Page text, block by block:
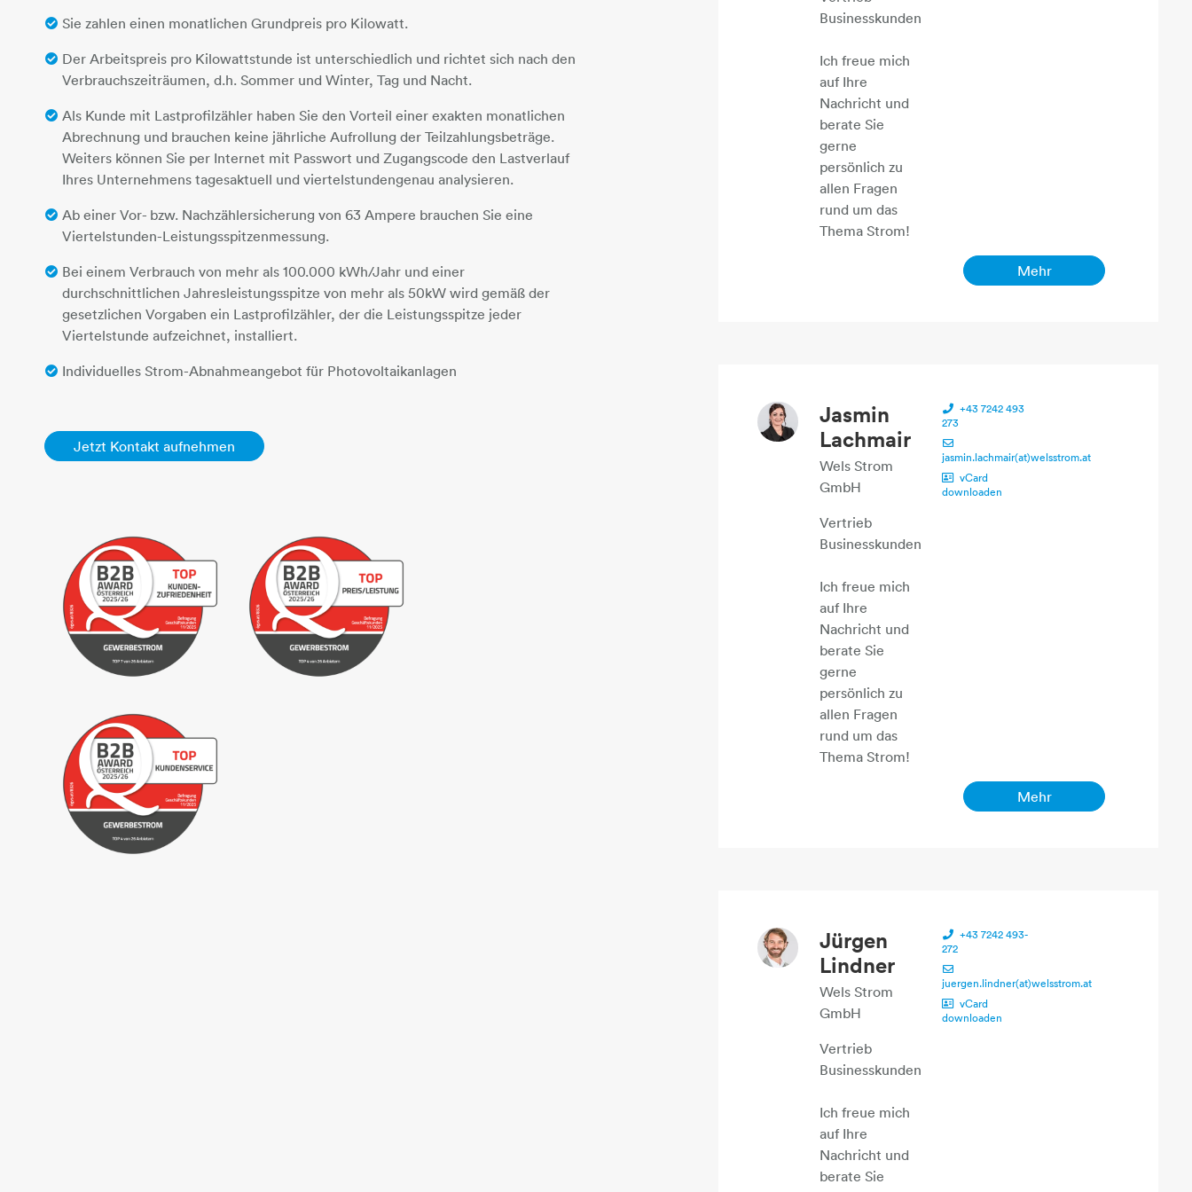
Sie zahlen einen monatlichen Grundpreis pro Kilowatt.
Der Arbeitspreis pro Kilowattstunde ist unterschiedlich und richtet sich nach den
Verbrauchszeiträumen, d.h. Sommer und Winter, Tag und Nacht.
Als Kunde mit Lastprofilzähler haben Sie den Vorteil einer exakten monatlichen
Abrechnung und brauchen keine jährliche Aufrollung der Teilzahlungsbeträge.
Weiters können Sie per Internet mit Passwort und Zugangscode den Lastverlauf
Ihres Unternehmens tagesaktuell und viertelstundengenau analysieren.
Ab einer Vor- bzw. Nachzählersicherung von 63 Ampere brauchen Sie eine
Viertelstunden-Leistungsspitzenmessung.
Bei einem Verbrauch von mehr als 100.000 kWh/Jahr und einer
durchschnittlichen Jahresleistungsspitze von mehr als 50kW wird gemäß der
gesetzlichen Vorgaben ein Lastprofilzähler, der die Leistungsspitze jeder
Viertelstunde aufzeichnet, installiert.
Individuelles Strom-Abnahmeangebot für Photovoltaikanlagen
Jetzt Kontakt aufnehmen
Businesskunden
Ich freue mich
auf Ihre
Nachricht und
berate Sie
gerne
persönlich zu
allen Fragen
rund um das
Thema Strom!
Mehr
Jasmin
Lachmair
Wels Strom
GmbH
Vertrieb
Businesskunden
Ich freue mich
auf Ihre
Nachricht und
berate Sie
gerne
persönlich zu
allen Fragen
rund um das
Thema Strom!
+43 7242 493
273
jasmin.lachmair(at)welsstrom.at
vCard
downloaden
Mehr
Jürgen
Lindner
Wels Strom
GmbH
Vertrieb
Businesskunden
Ich freue mich
auf Ihre
Nachricht und
berate Sie
+43 7242 493-
272
juergen.lindner(at)welsstrom.at
vCard
downloaden